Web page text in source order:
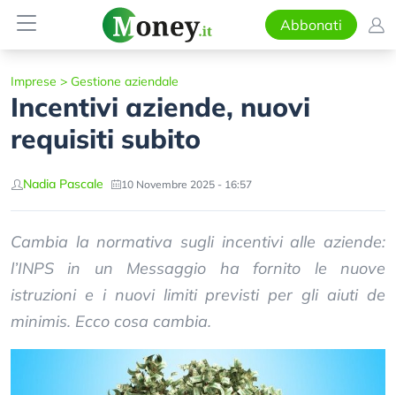
Abbonati
Imprese > Gestione aziendale
Incentivi aziende, nuovi
requisiti subito
Nadia Pascale 10 Novembre 2025 - 16:57
Cambia la normativa sugli incentivi alle aziende:
l’INPS in un Messaggio ha fornito le nuove
istruzioni e i nuovi limiti previsti per gli aiuti de
minimis. Ecco cosa cambia.